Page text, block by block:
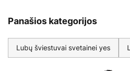
Panašios kategorijos
Lubų šviestuvai svetainei yes